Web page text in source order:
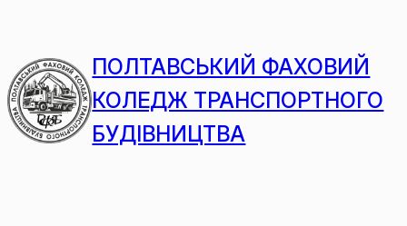
ПОЛТАВСЬКИЙ ФАХОВИЙ
КОЛЕДЖ ТРАНСПОРТНОГО
БУДІВНИЦТВА